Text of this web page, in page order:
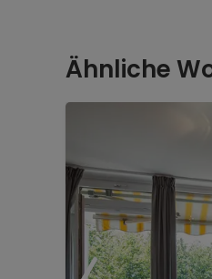
Ähnliche